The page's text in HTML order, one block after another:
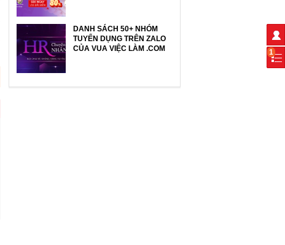
DANH SÁCH 50+ NHÓM
TUYỂN DỤNG TRÊN ZALO
CỦA VUA VIỆC LÀM .COM
1